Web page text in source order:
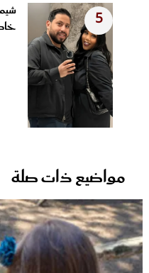
5
مواضيع ذات صلة